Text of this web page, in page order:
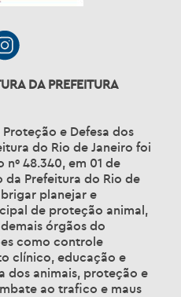
DA PREFEITURA
e Defesa dos
do Rio de Janeiro foi
48.340, em 01 de
da Prefeitura do Rio de
planejar e
de proteção animal,
órgãos do
como controle
clínico, educação e
dos animais, proteção e
ao trafico e maus